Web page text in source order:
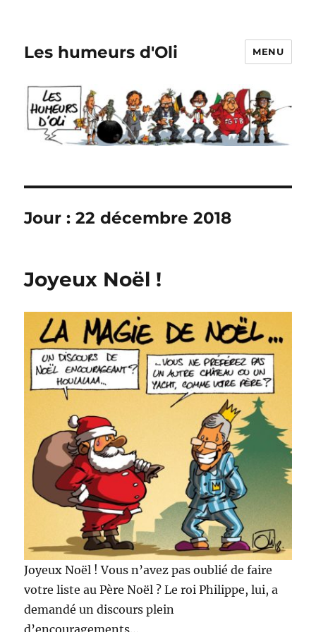
Les humeurs d'Oli MENU
Jour :22 décembre 2018
Joyeux Noël !
Joyeux Noël ! Vous n’avez pas oublié de faire
votre liste au Père Noël ? Le roi Philippe, lui, a
demandé un discours plein
d’encouragements…